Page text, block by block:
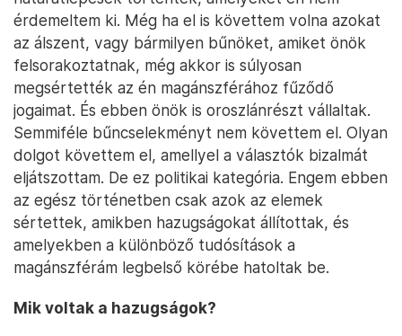
érdemeltem ki. Még ha el is követtem volna azokat
az álszent, vagy bármilyen bűnöket, amiket önök
felsorakoztatnak, még akkor is súlyosan
megsértették az én magánszférához fűződő
jogaimat. És ebben önök is oroszlánrészt vállaltak.
Semmiféle bűncselekményt nem követtem el. Olyan
dolgot követtem el, amellyel a választók bizalmát
eljátszottam. De ez politikai kategória. Engem ebben
az egész történetben csak azok az elemek
sértettek, amikben hazugságokat állítottak, és
amelyekben a különböző tudósítások a
magánszférám legbelső körébe hatoltak be.
Mik voltak a hazugságok?